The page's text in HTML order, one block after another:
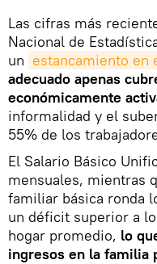
Las cifras más
Nacional de
un estancamiento en
adecuado apenas
económicamente
informalidad y el
55% de los
El Salario Básico
mensuales, mientras
familiar básica ronda
un déficit superior a
hogar promedio, lo
ingresos en la familia